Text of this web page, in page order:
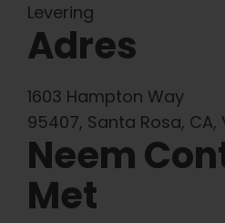
Neem contact op met
Nederlands
Zoeken:
Levering
Adres
1603 Hampton Way
95407, Santa Rosa, CA,
Neem
Met